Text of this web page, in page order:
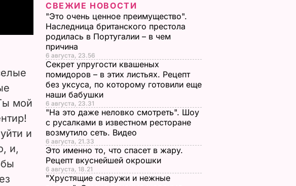
мой
и
и,
СВЕЖИЕ НОВОСТИ
"Это очень ценное преимущество".
Наследница британского престола
родилась в Португалии – в чем
причина
6 августа, 23.56
Секрет упругости квашеных
помидоров – в этих листьях. Рецепт
без уксуса, по которому готовили еще
наши бабушки
6 августа, 23.31
"На это даже неловко смотреть". Шоу
с русалками в известном ресторане
возмутило сеть. Видео
6 августа, 21.33
Это именно то, что спасет в жару.
Рецепт вкуснейшей окрошки
6 августа, 18.21
"Хрустящие снаружи и нежные